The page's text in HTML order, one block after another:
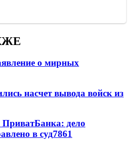
о мирных
насчет вывода войск из
ПриватБанка: дело
в суд7861